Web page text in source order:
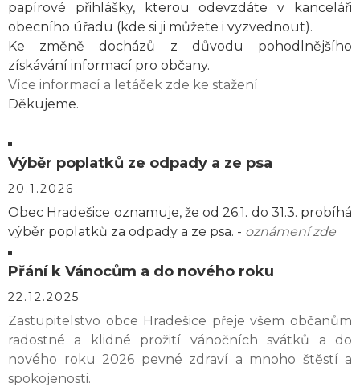
papírové přihlášky, kterou odevzdáte v kanceláři
obecního úřadu (kde si ji můžete i vyzvednout).
Ke změně docházů z důvodu pohodlnějšího
získávání informací pro občany.
Více informací a letáček zde ke stažení
Děkujeme.
Výběr poplatků ze odpady a ze psa
20.1.2026
Obec Hradešice oznamuje, že od 26.1. do 31.3. probíhá
výběr poplatků za odpady a ze psa. - oznámení zde
Přání k Vánocům a do nového roku
22.12.2025
Zastupitelstvo obce Hradešice přeje všem občanům
radostné a klidné prožití vánočních svátků a do
nového roku 2026 pevné zdraví a mnoho štěstí a
spokojenosti.